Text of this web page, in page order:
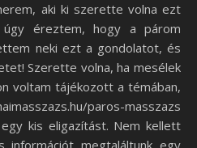
aki ki szerette volna ezt
úgy éreztem, hogy a párom
neki ezt a gondolatot, és
Szerette volna, ha mesélek
voltam tájékozott a témában,
paros-masszazs
kis eligazítást. Nem kellett
információt megtaláltunk egy